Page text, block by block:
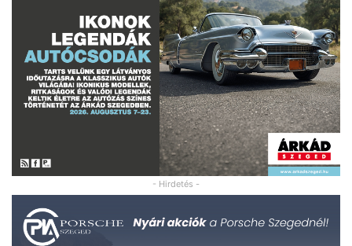
- Hirdetés -